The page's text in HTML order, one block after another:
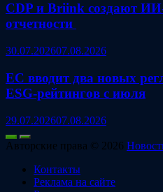
CDP и Briink создают
отчетности
30.07.202607.08.2026
ЕС вводит два новых
ESG‑рейтингов с июля
29.07.202607.08.2026
Авторские права © 2026
Контакты
Реклама на сайте